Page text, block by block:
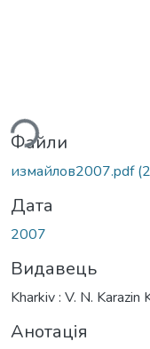
Файли
измайлов2007.pdf
Дата
2007
Видавець
Kharkiv : V. N.
Анотація